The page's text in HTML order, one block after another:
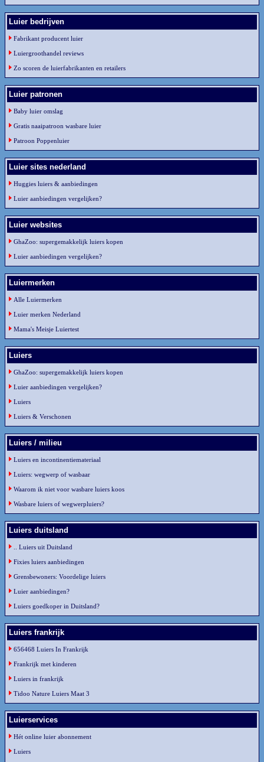
Luier bedrijven
Fabrikant producent luier
Luiergroothandel reviews
Zo scoren de luierfabrikanten en retailers
Luier patronen
Baby luier omslag
Gratis naaipatroon wasbare luier
Patroon Poppenluier
Luier sites nederland
Huggies luiers & aanbiedingen
Luier aanbiedingen vergelijken?
Luier websites
GhaZoo: supergemakkelijk luiers kopen
Luier aanbiedingen vergelijken?
Luiermerken
Alle Luiermerken
Luier merken Nederland
Mama's Meisje Luiertest
Luiers
GhaZoo: supergemakkelijk luiers kopen
Luier aanbiedingen vergelijken?
Luiers
Luiers & Verschonen
Luiers / milieu
Luiers en incontinentiemateriaal
Luiers: wegwerp of wasbaar
Waarom ik niet voor wasbare luiers koos
Wasbare luiers of wegwerpluiers?
Luiers duitsland
.. Luiers uit Duitsland
Fixies luiers aanbiedingen
Grensbewoners: Voordelige luiers
Luier aanbiedingen?
Luiers goedkoper in Duitsland?
Luiers frankrijk
656468 Luiers In Frankrijk
Frankrijk met kinderen
Luiers in frankrijk
Tidoo Nature Luiers Maat 3
Luierservices
Hét online luier abonnement
Luiers